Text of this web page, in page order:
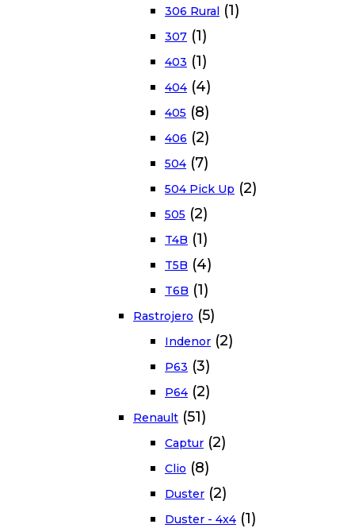
306 Rural (1)
307 (1)
403 (1)
404 (4)
405 (8)
406 (2)
504 (7)
504 Pick Up (2)
505 (2)
T4B (1)
T5B (4)
T6B (1)
Rastrojero (5)
Indenor (2)
P63 (3)
P64 (2)
Renault (51)
Captur (2)
Clio (8)
Duster (2)
Duster - 4x4 (1)